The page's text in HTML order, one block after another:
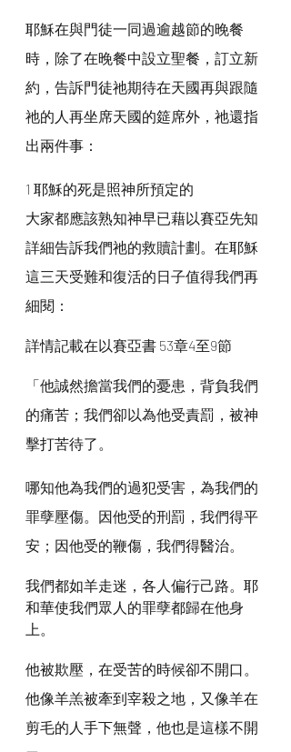
耶穌在與門徒一同過逾越節的晚餐
時，除了在晚餐中設立聖餐，訂立新
約，告訴門徒祂期待在天國再與跟隨
祂的人再坐席天國的筵席外，祂還指
出兩件事：
1 耶穌的死是照神所預定的
大家都應該熟知神早已藉以賽亞先知
詳細告訴我們祂的救贖計劃。在耶穌
這三天受難和復活的日子值得我們再
細閱：
詳情記載在以賽亞書 53章4至9節
「他誠然擔當我們的憂患，背負我們
的痛苦；我們卻以為他受責罰，被神
擊打苦待了。
哪知他為我們的過犯受害，為我們的
罪孽壓傷。因他受的刑罰，我們得平
安；因他受的鞭傷，我們得醫治。
我們都如羊走迷，各人偏行己路。耶
和華使我們眾人的罪孽都歸在他身
上。
他被欺壓，在受苦的時候卻不開口。
他像羊羔被牽到宰殺之地，又像羊在
剪毛的人手下無聲，他也是這樣不開